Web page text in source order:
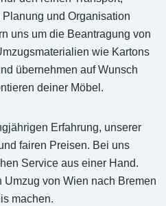
und Organisation
uns um die Beantragung von
wie Kartons
übernehmen auf Wunsch
deiner Möbel.
Erfahrung, unserer
fairen Preisen. Bei uns
Service aus einer Hand.
Umzug von Wien nach Bremen
machen.